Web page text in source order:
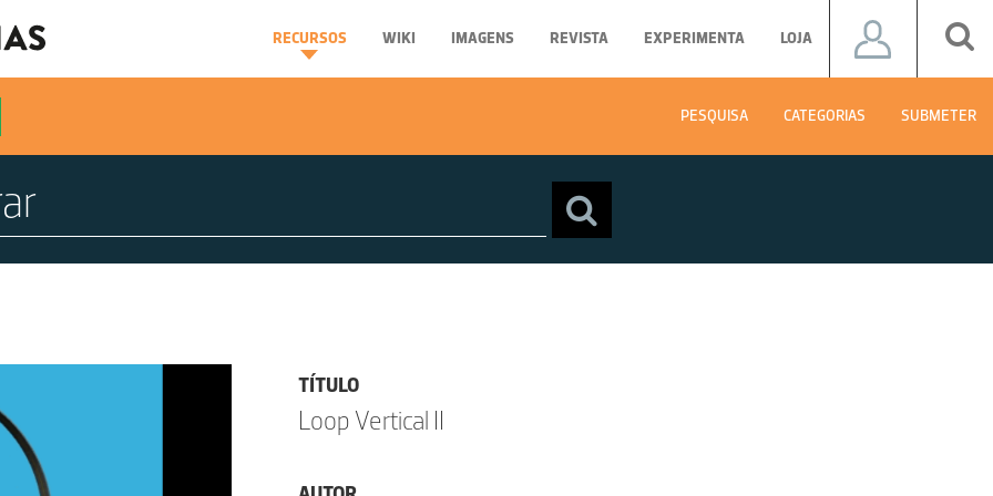
RECURSOS WIKI IMAGENS REVISTA EXPERIMENTA LOJA
PESQUISA CATEGORIAS SUBMETER
TÍTULO
Loop Vertical II